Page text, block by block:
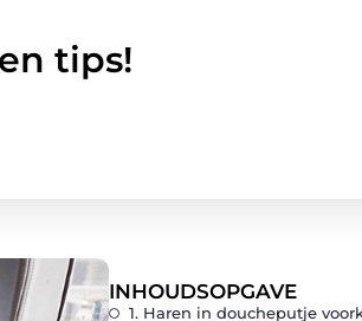
tips!
INHOUDSOPGAVE
1. Haren in doucheputje